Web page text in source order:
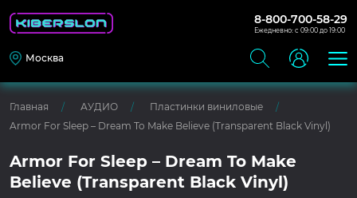
8-800-700-58-29
Ежедневно: с 09:00 до 19:00
Москва
Главная АУДИО
Пластинки виниловые
Armor For Sleep – Dream To Make Believe (Transparent Black Vinyl)
Armor For Sleep – Dream To Make
Believe (Transparent Black Vinyl)